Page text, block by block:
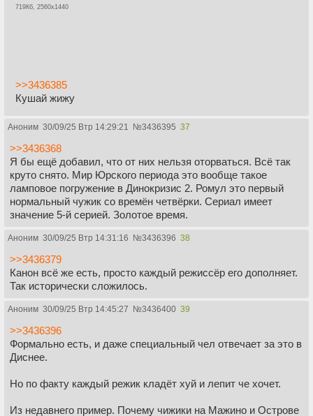
719Кб, 2560x1440
>>3436385
Кушай жижу
Аноним 30/09/25 Втр 14:29:21 №3436395 37
>>3436368
Я бы ещё добавил, что от них нельзя оторваться. Всё так
круто снято. Мир Юрского периода это вообще такое
ламповое погружение в Динокризис 2. Ромул это первый
нормальный чужик со времён четвёрки. Сериал имеет
значение 5-й серией. Золотое время.
Аноним 30/09/25 Втр 14:31:16 №3436396 38
>>3436379
Канон всё же есть, просто каждый режиссёр его дополняет.
Так исторически сложилось.
Аноним 30/09/25 Втр 14:45:27 №3436400 39
>>3436396
Формально есть, и даже специальный чел отвечает за это в
Диснее.
Но по факту каждый режик кладёт хуй и лепит че хочет.
Из недавнего пример. Почему чижики на Мажино и Острове